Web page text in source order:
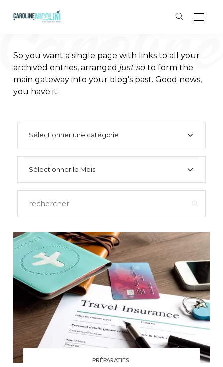
So you want a single page with links to all your
archived entries, arrangedjust so to form the
main gateway into your blog’s past. Good news,
you have it.
PRÉPARATIFS